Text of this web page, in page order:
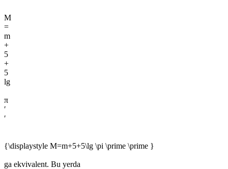
M
=
m
+
5
+
5
lg
π
′
′
{\displaystyle M=m+5+5\lg \pi \prime \prime }
ga ekvivalent. Bu yerda